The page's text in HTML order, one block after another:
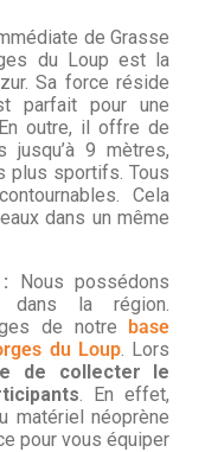
de Grasse
du Loup est la
Sa force réside
parfait pour une
outre, il offre de
jusqu’à 9 mètres,
plus sportifs. Tous
Cela
dans un même
Nous possédons
dans la région.
de notre base
du Loup. Lors
de collecter le
. En effet,
matériel néoprène
pour vous équiper